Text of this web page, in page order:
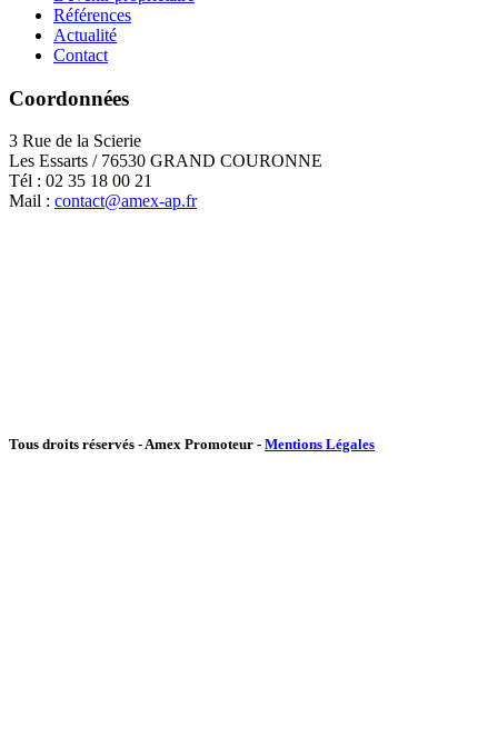
Références
Actualité
Contact
Coordonnées
3 Rue de la Scierie
Les Essarts / 76530 GRAND COURONNE
Tél : 02 35 18 00 21
Mail : contact@amex-ap.fr
Tous droits réservés - Amex Promoteur - Mentions Légales